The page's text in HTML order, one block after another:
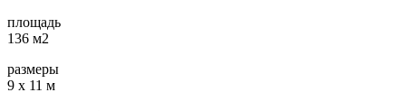
площадь
136 м2
размеры
9 х 11 м